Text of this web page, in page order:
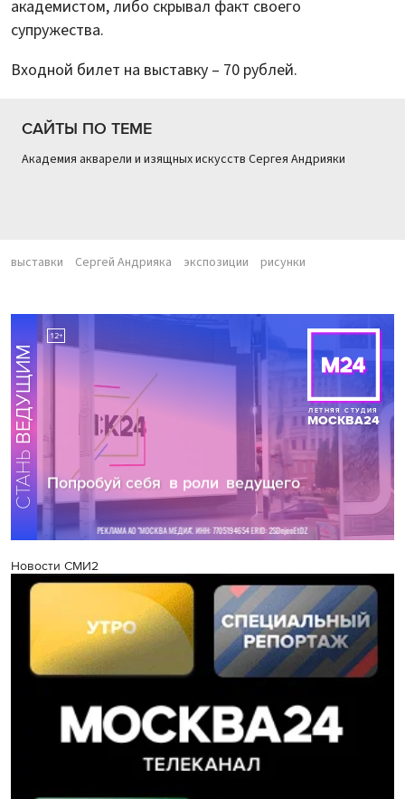
академистом, либо скрывал факт своего
супружества.
Входной билет на выставку – 70 рублей.
САЙТЫ ПО ТЕМЕ
Академия акварели и изящных искусств Сергея Андрияки
выставки Сергей Андрияка экспозиции рисунки
Новости СМИ2